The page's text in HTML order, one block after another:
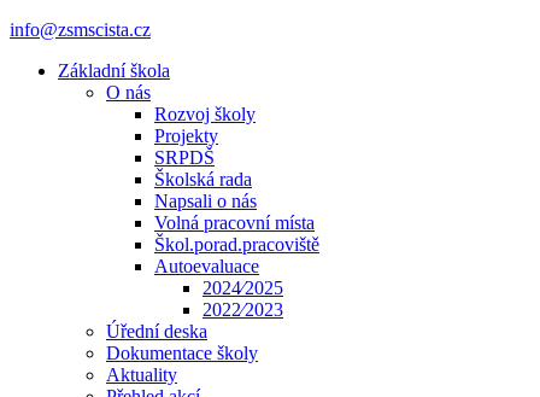
info@zsmscista.cz
Základní škola
O nás
Rozvoj školy
Projekty
SRPDŠ
Školská rada
Napsali o nás
Volná pracovní místa
Škol.porad.pracoviště
Autoevaluace
2024⁄2025
2022⁄2023
Úřední deska
Dokumentace školy
Aktuality